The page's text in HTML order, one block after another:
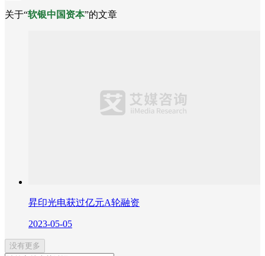
关于“软银中国资本”的文章
昇印光电获过亿元A轮融资
2023-05-05
没有更多